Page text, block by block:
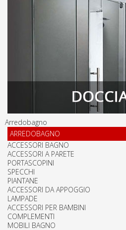
Arredobagno
ARREDOBAGNO
ACCESSORI BAGNO
ACCESSORI A PARETE
PORTASCOPINI
SPECCHI
PIANTANE
ACCESSORI DA APPOGGIO
LAMPADE
ACCESSORI PER BAMBINI
COMPLEMENTI
MOBILI BAGNO